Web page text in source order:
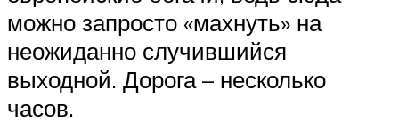
можно запросто «махнуть» на
неожиданно случившийся
выходной. Дорога – несколько
часов.